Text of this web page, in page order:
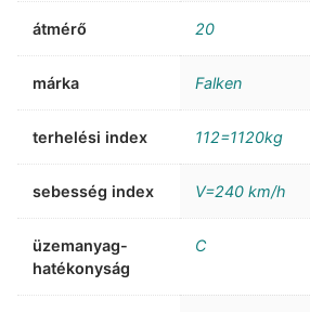
átmérő 20
márka Falken
terhelési index 112=1120kg
sebesség index V=240 km/h
üzemanyag-
hatékonyság
C